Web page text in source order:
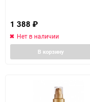
1 388 ₽
Нет в наличии
В корзину